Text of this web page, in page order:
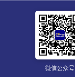
微信公众号